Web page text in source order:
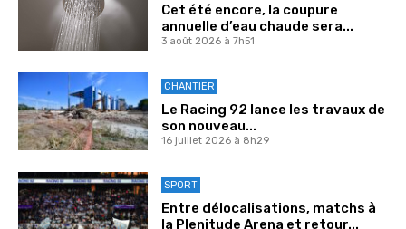
Cet été encore, la coupure
annuelle d’eau chaude sera...
3 août 2026 à 7h51
CHANTIER
Le Racing 92 lance les travaux de
son nouveau...
16 juillet 2026 à 8h29
SPORT
Entre délocalisations, matchs à
la Plenitude Arena et retour...